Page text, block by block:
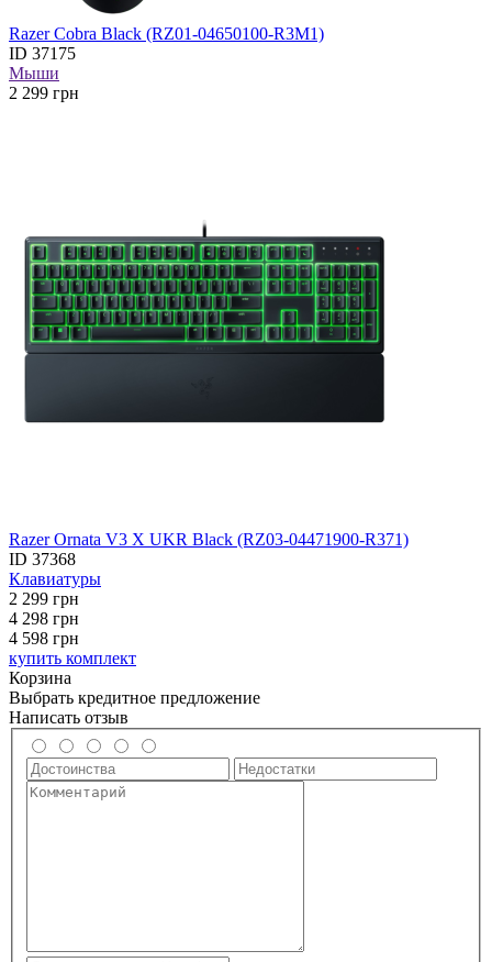
Razer Cobra Black (RZ01-04650100-R3M1)
ID 37175
Мыши
2 299 грн
Razer Ornata V3 X UKR Black (RZ03-04471900-R371)
ID 37368
Клавиатуры
2 299 грн
4 298 грн
4 598 грн
купить комплект
Корзина
Выбрать кредитное предложение
Написать отзыв